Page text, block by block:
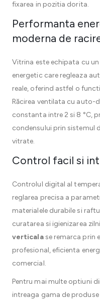
fixarea in pozitia dorita.
Performanta
moderna de
Vitrina este echipata cu
energetic care regleaza
reale, oferind astfel o
Răcirea ventilata cu auto-
constanta intre 2 si 8 °C,
condensului prin sistemul
vitrate.
Control facil si
Controlul digital al
reglarea precisa a
materialele durabile si
curatarea si igienizarea
verticalase remarca prin
profesional, eficienta
comercial.
Pentru mai multe optiuni
intreaga gama de